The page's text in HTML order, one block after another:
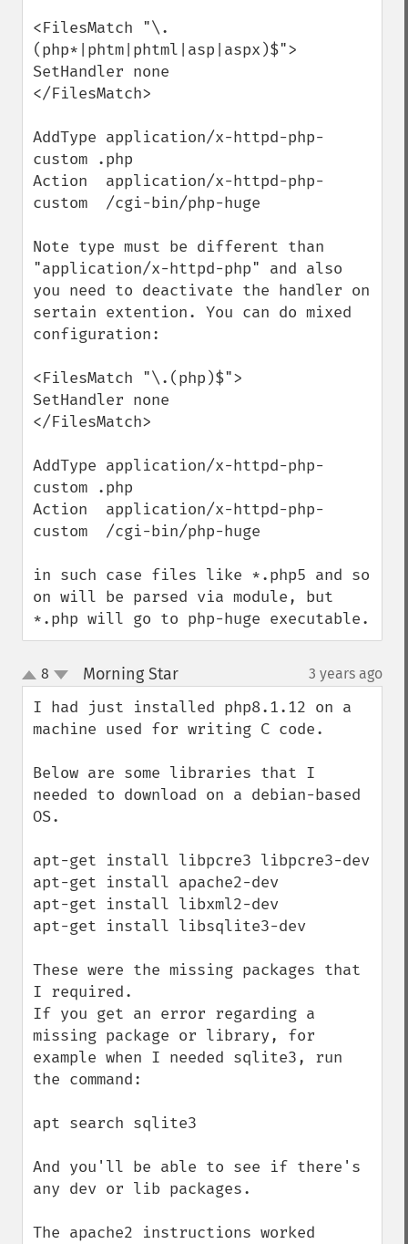
<FilesMatch "\.
(php*|phtm|phtml|asp|aspx)$">
SetHandler none
</FilesMatch>
AddType application/x-httpd-php-
custom .php
Action  application/x-httpd-php-
custom  /cgi-bin/php-huge
Note type must be different than
"application/x-httpd-php" and also
you need to deactivate the handler on
sertain extention. You can do mixed
configuration:
<FilesMatch "\.(php)$">
SetHandler none
</FilesMatch>
AddType application/x-httpd-php-
custom .php
Action  application/x-httpd-php-
custom  /cgi-bin/php-huge
in such case files like *.php5 and so
on will be parsed via module, but
*.php will go to php-huge executable.
up
down
8 Morning Star¶ 3 years ago
I had just installed php8.1.12 on a
machine used for writing C code.
Below are some libraries that I
needed to download on a debian-based
OS.
apt-get install libpcre3 libpcre3-dev
apt-get install apache2-dev
apt-get install libxml2-dev
apt-get install libsqlite3-dev
These were the missing packages that
I required.
If you get an error regarding a
missing package or library, for
example when I needed sqlite3, run
the command:
apt search sqlite3
And you'll be able to see if there's
any dev or lib packages.
The apache2 instructions worked